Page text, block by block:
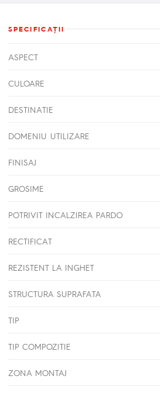
SPECIFICAŢII
ASPECT
CULOARE
DESTINATIE
DOMENIU UTILIZARE
FINISAJ
GROSIME
POTRIVIT INCALZIREA PARDO
RECTIFICAT
REZISTENT LA INGHET
STRUCTURA SUPRAFATA
TIP
TIP COMPOZITIE
ZONA MONTAJ